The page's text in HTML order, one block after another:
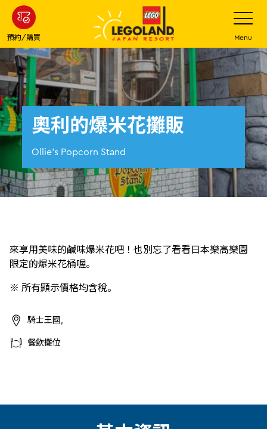
步
主
要
內
容
預約/購買
打
開
網
站
菜
單
Menu
奧利的爆米花攤販
Ollie's Popcorn Stand
來享用美味的鹹味爆米花吧！也別忘了看看日本樂高樂園
限定的爆米花桶喔。
※ 所有顯示價格均含稅。
騎士王國,
餐飲攤位